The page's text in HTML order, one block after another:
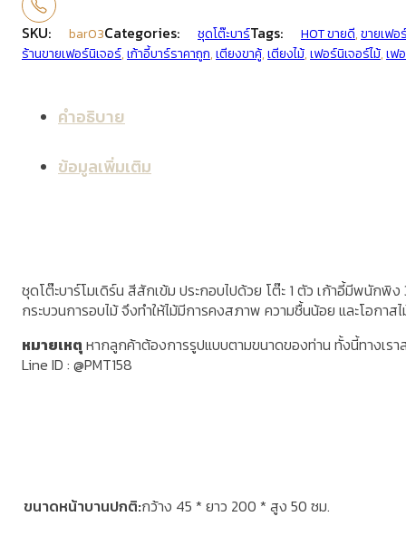
SKU: bar03Categories: ชุดโต๊ะบาร์Tags: HOT ขายดี,ขายเฟอ
ร้านขายเฟอร์นิเจอร์,เก้าอี้บาร์ราคาถูก,เตียงขาคู้,เตียงไม้,เฟอร์นิเจอร์ไม้,เฟ
คำอธิบาย
ข้อมูลเพิ่มเติม
ชุดโต๊ะบาร์โมเดิร์น สีสักเข้ม ประกอบไปด้วย โต๊ะ 1 ตัว เก้าอี้มีพนัก
กระบวนการอบไม้ จึงทำให้ไม้มีการคงสภาพ ความชื้นน้อย และโอกา
หมายเหตุ หากลูกค้าต้องการรูปแบบตามขนาดของท่าน ทั้งนี้ทางเร
Line ID : @PMT158
ขนาดหน้าบานปกติ กว้าง 45 * ยาว 200 * สูง 50 ซม.